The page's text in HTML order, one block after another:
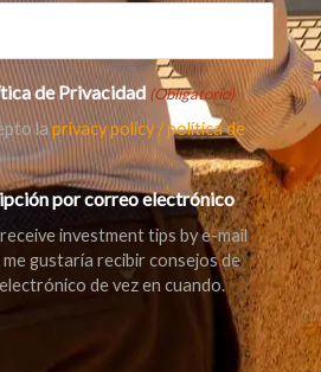
contenida en este artículo no
como asesoramiento de
Aunque Hugo recopila y
páginas a partir de fuentes
no puede garantizar que la
sea exacta, completa y
Cualquier información utilizada a
artículo sin previa verificación o
es bajo su propio riesgo. Le
de Privacidad (Obligatorio)
laprivacy policy / política de
por correo electrónico
investment tips by e-mail
gustaría recibir consejos de
de vez en cuando.